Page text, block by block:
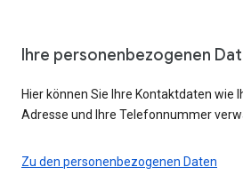
Ihre personenbezogenen
Hier können Sie Ihre Kontaktdaten wie
Adresse und Ihre Telefonnummer
Zu den personenbezogenen Daten